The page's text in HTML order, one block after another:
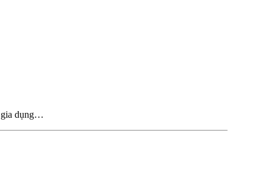
gia dụng…